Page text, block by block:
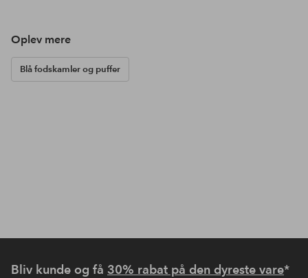
Oplev mere
Blå fodskamler og puffer
Bliv kunde og få 30% rabat på den dyreste vare*